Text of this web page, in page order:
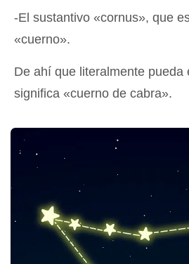
-El sustantivo «cornus», que
«cuerno».
De ahí que literalmente pueda
significa «cuerno de cabra».